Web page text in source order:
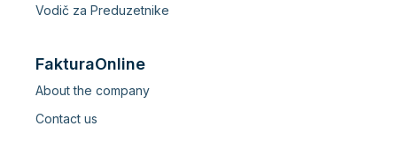
Vodič za Preduzetnike
FakturaOnline
About the company
Contact us